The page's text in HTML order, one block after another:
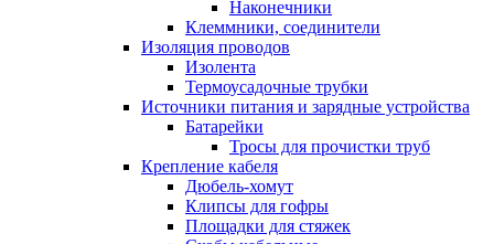
Наконечники
Клеммники, соединители
Изоляция проводов
Изолента
Термоусадочные трубки
Источники питания и зарядные устройства
Батарейки
Тросы для прочистки труб
Крепление кабеля
Дюбель-хомут
Клипсы для гофры
Площадки для стяжек